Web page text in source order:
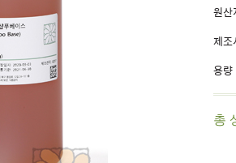
원산
제조
용량
총